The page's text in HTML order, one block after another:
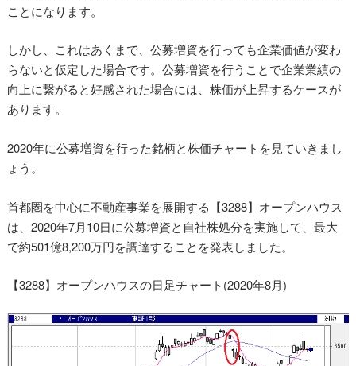
ことになります。
しかし、これはあくまで、公募増資を行っても企業価値が変わ
らないと仮定した場合です。公募増資を行うことで企業業績の
向上に繋がると好感された場合には、株価が上昇するケースが
あります。
2020年に公募増資を行った銘柄と株価チャートを見ていきまし
ょう。
首都圏を中心に不動産事業を展開する【3288】オープンハウス
は、2020年7月10日に公募増資と自社株処分を実施して、最大
で約501億8,200万円を調達することを発表しました。
【3288】オープンハウスの日足チャート(2020年8月)